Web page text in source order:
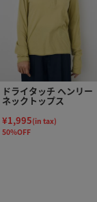
ドライタッチ ヘンリー
ネックトップス
¥1,995(in tax)
50%OFF